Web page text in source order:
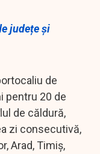
județe și
de
pentru 20 de
de căldură,
zi consecutivă,
Arad, Timiș,